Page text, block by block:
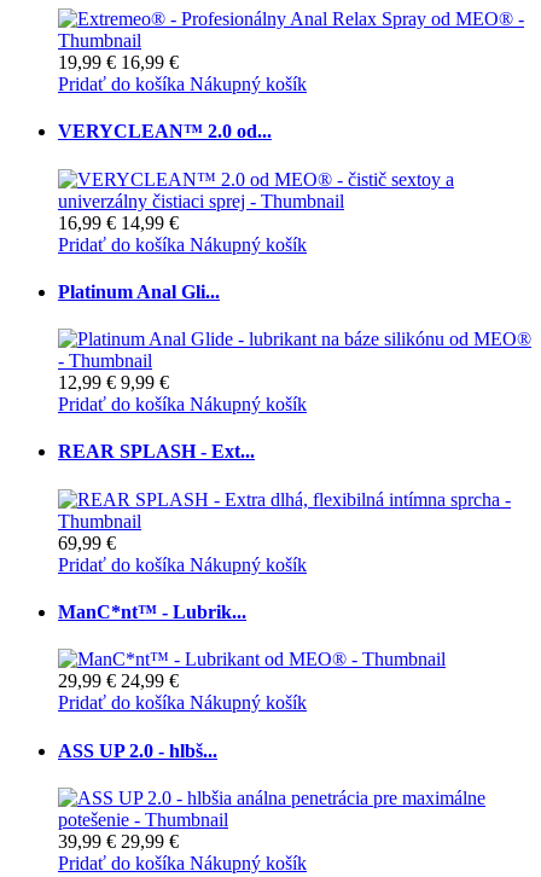
19,99 € 16,99 €
Pridať do košíka Nákupný košík
VERYCLEAN™ 2.0 od...
16,99 € 14,99 €
Pridať do košíka Nákupný košík
Platinum Anal Gli...
12,99 € 9,99 €
Pridať do košíka Nákupný košík
REAR SPLASH - Ext...
69,99 €
Pridať do košíka Nákupný košík
ManC*nt™ - Lubrik...
29,99 € 24,99 €
Pridať do košíka Nákupný košík
ASS UP 2.0 - hlbš...
39,99 € 29,99 €
Pridať do košíka Nákupný košík